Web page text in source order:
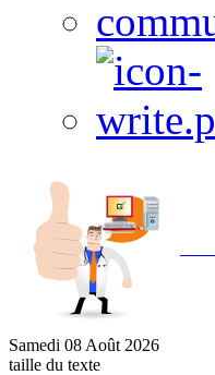
Samedi 08 Août 2026
taille du texte